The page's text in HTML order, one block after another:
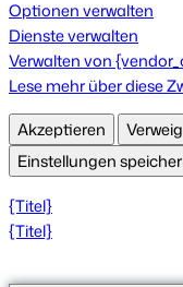
Optionen verwalten
Dienste verwalten
Verwalten von
Lese mehr über diese
Akzeptieren
Einstellungen
{Titel}
{Titel}